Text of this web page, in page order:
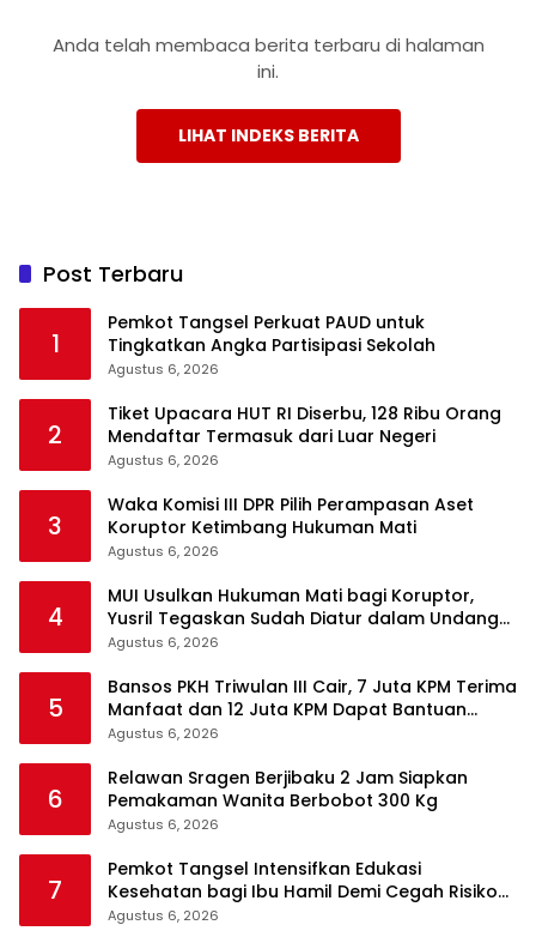
Anda telah membaca berita terbaru di halaman
ini.
LIHAT INDEKS BERITA
Post Terbaru
1
Pemkot Tangsel Perkuat PAUD untuk
Tingkatkan Angka Partisipasi Sekolah
Agustus 6, 2026
2
Tiket Upacara HUT RI Diserbu, 128 Ribu Orang
Mendaftar Termasuk dari Luar Negeri
Agustus 6, 2026
3
Waka Komisi III DPR Pilih Perampasan Aset
Koruptor Ketimbang Hukuman Mati
Agustus 6, 2026
4
MUI Usulkan Hukuman Mati bagi Koruptor,
Yusril Tegaskan Sudah Diatur dalam Undang-
Undang
Agustus 6, 2026
5
Bansos PKH Triwulan III Cair, 7 Juta KPM Terima
Manfaat dan 12 Juta KPM Dapat Bantuan
Sembako
Agustus 6, 2026
6
Relawan Sragen Berjibaku 2 Jam Siapkan
Pemakaman Wanita Berbobot 300 Kg
Agustus 6, 2026
7
Pemkot Tangsel Intensifkan Edukasi
Kesehatan bagi Ibu Hamil Demi Cegah Risiko
Kehamilan
Agustus 6, 2026